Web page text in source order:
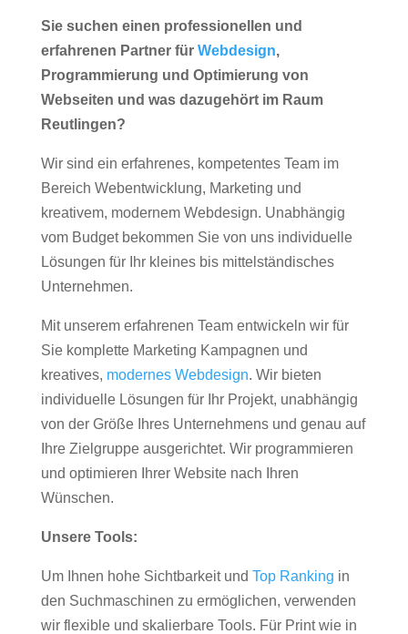
Sie suchen einen professionellen und
erfahrenen Partner für Webdesign,
Programmierung und Optimierung von
Webseiten und was dazugehört im Raum
Reutlingen?
Wir sind ein erfahrenes, kompetentes Team im
Bereich Webentwicklung, Marketing und
kreativem, modernem Webdesign. Unabhängig
vom Budget bekommen Sie von uns individuelle
Lösungen für Ihr kleines bis mittelständisches
Unternehmen.
Mit unserem erfahrenen Team entwickeln wir für
Sie komplette Marketing Kampagnen und
kreatives, modernes Webdesign. Wir bieten
individuelle Lösungen für Ihr Projekt, unabhängig
von der Größe Ihres Unternehmens und genau auf
Ihre Zielgruppe ausgerichtet. Wir programmieren
und optimieren Ihrer Website nach Ihren
Wünschen.
Unsere Tools:
Um Ihnen hohe Sichtbarkeit und Top Ranking in
den Suchmaschinen zu ermöglichen, verwenden
wir flexible und skalierbare Tools. Für Print wie in